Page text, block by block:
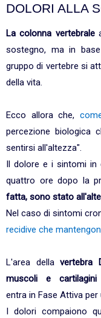
DOLORI ALLA
La colonna vertebrale
sostegno, ma in
gruppo di vertebre si
della vita.
Ecco allora che,
percezione biologica
sentirsi all'altezza".
Il dolore e i sintomi
quattro ore dopo la
fatta, sono stato
Nel caso di sintomi
recidive che
L'area della vertebra
muscoli e cartilagini
entra in Fase Attiva
I dolori compaiono